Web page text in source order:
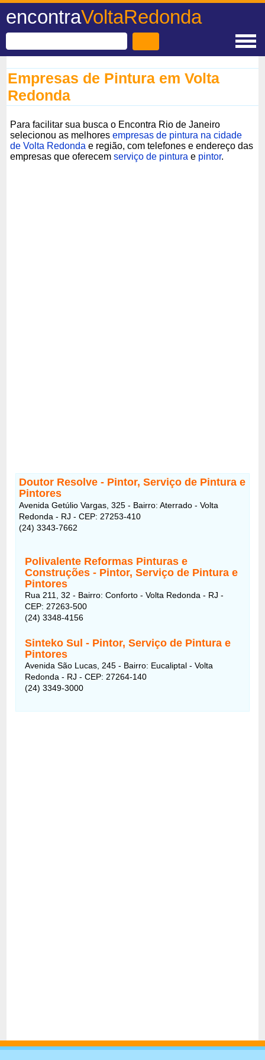
encontraVoltaRedonda
Empresas de Pintura em Volta
Redonda
Para facilitar sua busca o Encontra Rio de Janeiro
selecionou as melhoresempresas de pintura na cidade
de Volta Redonda e região, com telefones e endereço das
empresas que oferecemserviço de pintura e pintor.
Doutor Resolve - Pintor, Serviço de Pintura e
Pintores
Avenida Getúlio Vargas, 325 - Bairro: Aterrado - Volta
Redonda - RJ - CEP: 27253-410
(24) 3343-7662
Polivalente Reformas Pinturas e
Construções - Pintor, Serviço de Pintura e
Pintores
Rua 211, 32 - Bairro: Conforto - Volta Redonda - RJ -
CEP: 27263-500
(24) 3348-4156
Sinteko Sul - Pintor, Serviço de Pintura e
Pintores
Avenida São Lucas, 245 - Bairro: Eucaliptal - Volta
Redonda - RJ - CEP: 27264-140
(24) 3349-3000